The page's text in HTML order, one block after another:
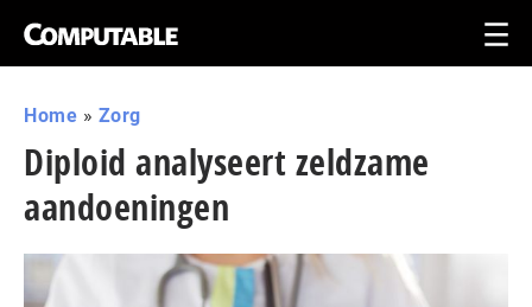
Home » Zorg
Diploid analyseert zeldzame
aandoeningen